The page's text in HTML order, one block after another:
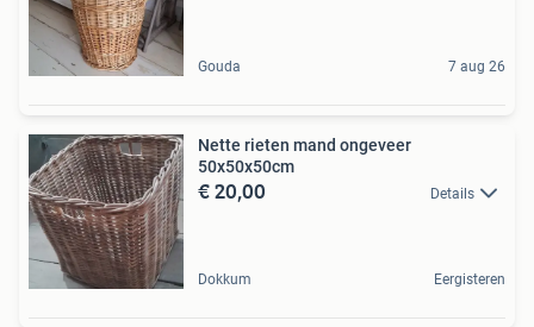
Gouda 7 aug 26
Nette rieten mand ongeveer
50x50x50cm
€ 20,00 Details
Dokkum Eergisteren